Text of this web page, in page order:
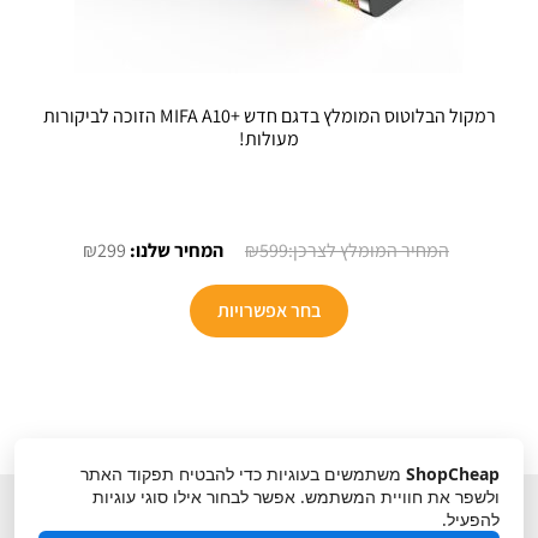
רמקול הבלוטוס המומלץ בדגם חדש +MIFA A10 הזוכה לביקורות
מעולות!
₪599
המחיר
המקורי
היה:
₪599.
₪299 המחיר
בחר אפשרויות
למוצר
לבחור
את
ShopCheap משתמשים בעוגיות כדי להבטיח תפקוד האתר
ולשפר את חוויית המשתמש. אפשר לבחור אילו סוגי עוגיות
להפעיל.